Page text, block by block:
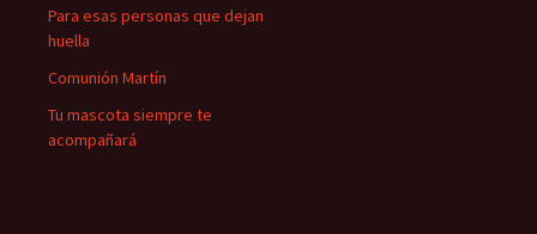
Para esas personas que dejan
huella
Comunión Martín
Tu mascota siempre te
acompañará